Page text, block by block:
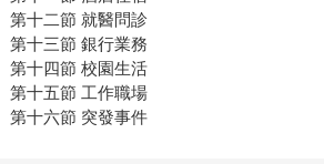
第十二節 就醫問診
第十三節 銀行業務
第十四節 校園生活
第十五節 工作職場
第十六節 突發事件